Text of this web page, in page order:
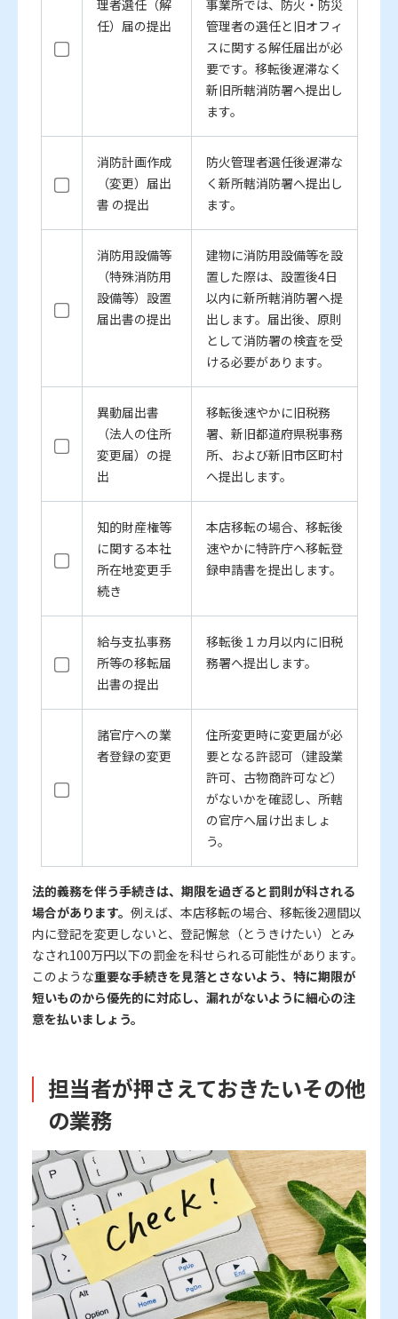
理者選任（解
任）届の提出
事業所では、防火・防災
管理者の選任と旧オフィ
スに関する解任届出が必
要です。移転後遅滞なく
新旧所轄消防署へ提出し
ます。
消防計画作成
（変更）届出
書 の提出
防火管理者選任後遅滞な
く新所轄消防署へ提出し
ます。
消防用設備等
（特殊消防用
設備等）設置
届出書の提出
建物に消防用設備等を設
置した際は、設置後4日
以内に新所轄消防署へ提
出します。届出後、原則
として消防署の検査を受
ける必要があります。
異動届出書
（法人の住所
変更届）の提
出
移転後速やかに旧税務
署、新旧都道府県税事務
所、および新旧市区町村
へ提出します。
知的財産権等
に関する本社
所在地変更手
続き
本店移転の場合、移転後
速やかに特許庁へ移転登
録申請書を提出します。
給与支払事務
所等の移転届
出書の提出
移転後１カ月以内に旧税
務署へ提出します。
諸官庁への業
者登録の変更
住所変更時に変更届が必
要となる許認可（建設業
許可、古物商許可など）
がないかを確認し、所轄
の官庁へ届け出ましょ
う。
法的義務を伴う手続きは、期限を過ぎると罰則が科される
場合があります。 例えば、本店移転の場合、移転後2週間以
内に登記を変更しないと、登記懈怠（とうきけたい）とみ
なされ100万円以下の罰金を科せられる可能性があります。
このような重要な手続きを見落とさないよう、特に期限が
短いものから優先的に対応し、漏れがないように細心の注
意を払いましょう。
担当者が押さえておきたいその他
の業務